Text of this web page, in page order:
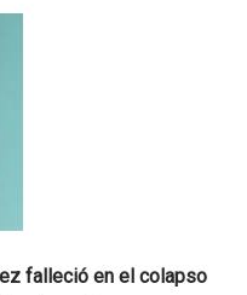
falleció en el colapso